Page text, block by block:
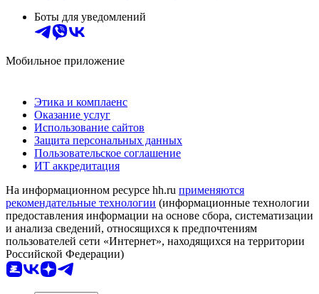
Боты для уведомлений
Мобильное приложение
Этика и комплаенс
Оказание услуг
Использование сайтов
Защита персональных данных
Пользовательское соглашение
ИТ аккредитация
На информационном ресурсе hh.ru применяются
рекомендательные технологии (информационные технологии
предоставления информации на основе сбора, систематизации
и анализа сведений, относящихся к предпочтениям
пользователей сети «Интернет», находящихся на территории
Российской Федерации)